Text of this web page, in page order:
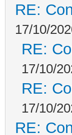
RE:
17/10/
RE:
17/10/
RE:
17/10/
RE: